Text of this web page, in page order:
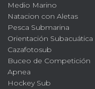
Medio Marino
Natacion con Aletas
Pesca Submarina
Orientación Subacuática
Cazafotosub
Buceo de Competición
Apnea
Hockey Sub